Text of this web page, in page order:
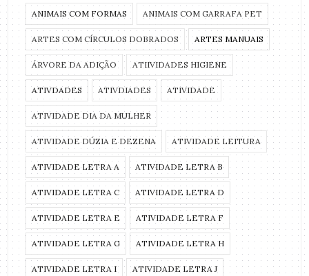
ANIMAIS COM FORMAS ANIMAIS COM GARRAFA PET
ARTES COM CÍRCULOS DOBRADOS ARTES MANUAIS
ÁRVORE DA ADIÇÃO ATIIVIDADES HIGIENE
ATIVDADES ATIVDIADES ATIVIDADE
ATIVIDADE DIA DA MULHER
ATIVIDADE DÚZIA E DEZENA ATIVIDADE LEITURA
ATIVIDADE LETRA A ATIVIDADE LETRA B
ATIVIDADE LETRA C ATIVIDADE LETRA D
ATIVIDADE LETRA E ATIVIDADE LETRA F
ATIVIDADE LETRA G ATIVIDADE LETRA H
ATIVIDADE LETRA I ATIVIDADE LETRA J